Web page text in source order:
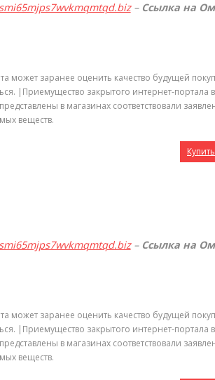
– Ссылка на
может заранее оценить качество будущей
|Приемущество закрытого интернет-портала
в магазинах соответствовали
веществ.
– Ссылка на
может заранее оценить качество будущей
|Приемущество закрытого интернет-портала
в магазинах соответствовали
веществ.